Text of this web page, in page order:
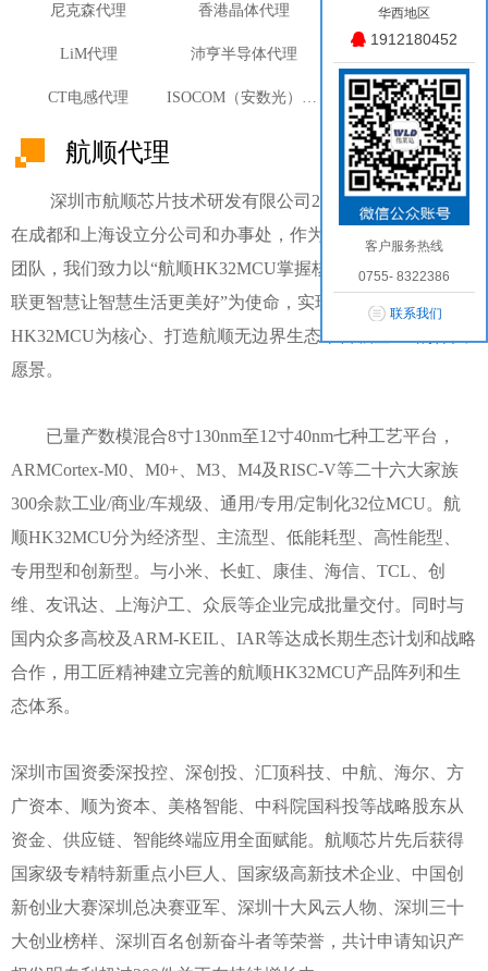
尼克森代理 香港晶体代理 厦门华联电子代理
LiM代理 沛亨半导体代理
CT电感代理 ISOCOM（安数光）代理
航顺代理
深圳市航顺芯片技术研发有限公司2013年成立于深圳，
在成都和上海设立分公司和办事处，作为世界顶级CPU研发
团队，我们致力以“航顺HK32MCU掌握核芯科技、让万物互
联更智慧让智慧生活更美好”为使命，实现“AIOT多核异构
HK32MCU为核心、打造航顺无边界生态平台级企业”的伟大
愿景。
已量产数模混合8寸130nm至12寸40nm七种工艺平台，
ARMCortex-M0、M0+、M3、M4及RISC-V等二十六大家族
300余款工业/商业/车规级、通用/专用/定制化32位MCU。航
顺HK32MCU分为经济型、主流型、低能耗型、高性能型、
专用型和创新型。与小米、长虹、康佳、海信、TCL、创
维、友讯达、上海沪工、众辰等企业完成批量交付。同时与
国内众多高校及ARM-KEIL、IAR等达成长期生态计划和战略
合作，用工匠精神建立完善的航顺HK32MCU产品阵列和生
态体系。
深圳市国资委深投控、深创投、汇顶科技、中航、海尔、方
广资本、顺为资本、美格智能、中科院国科投等战略股东从
资金、供应链、智能终端应用全面赋能。航顺芯片先后获得
国家级专精特新重点小巨人、国家级高新技术企业、中国创
新创业大赛深圳总决赛亚军、深圳十大风云人物、深圳三十
大创业榜样、深圳百名创新奋斗者等荣誉，共计申请知识产
华西地区
1912180452
客户服务热线
0755- 8322386
联系我们